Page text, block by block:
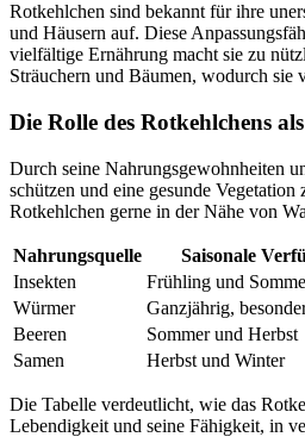
Rotkehlchen sind bekannt für ihre
und Häusern auf. Diese
vielfältige Ernährung macht sie zu
Sträuchern und Bäumen, wodurch sie
Die Rolle des Rotkehlchens
Durch seine Nahrungsgewohnheiten
schützen und eine gesunde
Rotkehlchen gerne in der Nähe von
Nahrungsquelle
Saisonale
Insekten
Frühling und
Würmer
Ganzjährig,
Beeren
Sommer und Herbst
Samen
Herbst und Winter
Die Tabelle verdeutlicht, wie das
Lebendigkeit und seine Fähigkeit, in